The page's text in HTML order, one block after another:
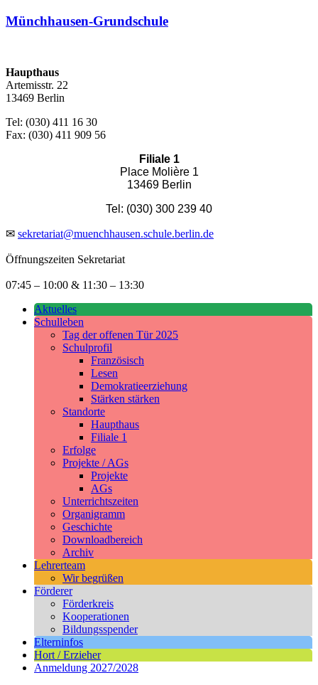
Münchhausen-Grundschule
Haupthaus
Artemisstr. 22
13469 Berlin
Tel: (030) 411 16 30
Fax: (030) 411 909 56
Filiale 1
Place Molière 1
13469 Berlin
Tel: (030) 300 239 40
✉ sekretariat@muenchhausen.schule.berlin.de
Öffnungszeiten Sekretariat
07:45 – 10:00 & 11:30 – 13:30
Aktuelles
Schulleben
Tag der offenen Tür 2025
Schulprofil
Französisch
Lesen
Demokratieerziehung
Stärken stärken
Standorte
Haupthaus
Filiale 1
Erfolge
Projekte / AGs
Projekte
AGs
Unterrichtszeiten
Organigramm
Geschichte
Downloadbereich
Archiv
Lehrerteam
Wir begrüßen
Förderer
Förderkreis
Kooperationen
Bildungsspender
Elterninfos
Hort / Erzieher
Anmeldung 2027/2028